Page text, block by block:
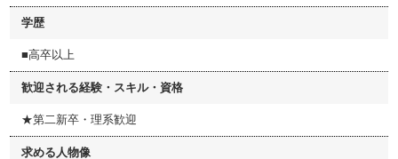
学歴
■高卒以上
歓迎される経験・スキル・資格
★第二新卒・理系歓迎
求める人物像